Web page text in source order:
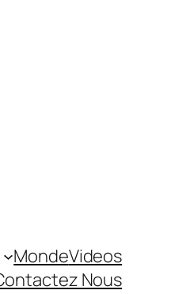
MondeVideos
Nous